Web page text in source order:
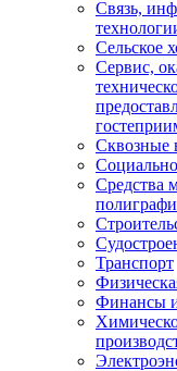
Связь,
Сельское
Сервис,
Сквозные
Средства
Транспорт
Финансы